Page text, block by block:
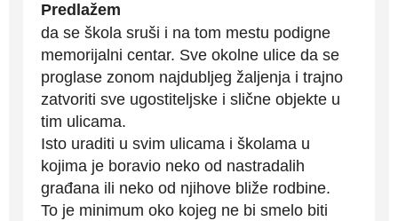
Predlažem
da se škola sruši i na tom mestu podigne
memorijalni centar. Sve okolne ulice da se
proglase zonom najdubljeg žaljenja i trajno
zatvoriti sve ugostiteljske i slične objekte u
tim ulicama.
Isto uraditi u svim ulicama i školama u
kojima je boravio neko od nastradalih
građana ili neko od njihove bliže rodbine.
To je minimum oko kojeg ne bi smelo biti